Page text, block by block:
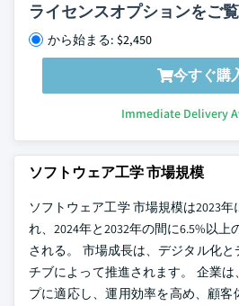
ライセンスオプションをご
から始まる: $2,450
今すぐ購
Immediate Delivery
ソフトウェア工学 市場規模
ソフトウェア工学 市場規模は2023年
れ、2024年と2032年の間に6.5%以上
される。 市場成長は、デジタル化
チブによって推進されます。 企業
プに適応し、運用効率を高め、顧客